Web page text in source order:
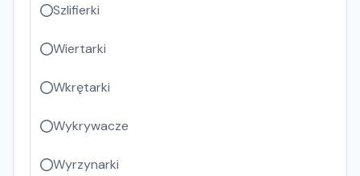
Szlifierki
Wiertarki
Wkrętarki
Wykrywacze
Wyrzynarki